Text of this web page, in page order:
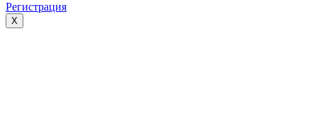
Регистрация
X